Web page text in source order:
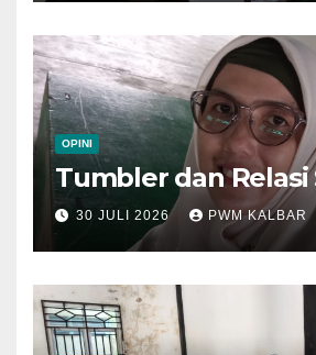
OPINI
Tumbler dan Relasi
30 JULI 2026 PWM KALBAR